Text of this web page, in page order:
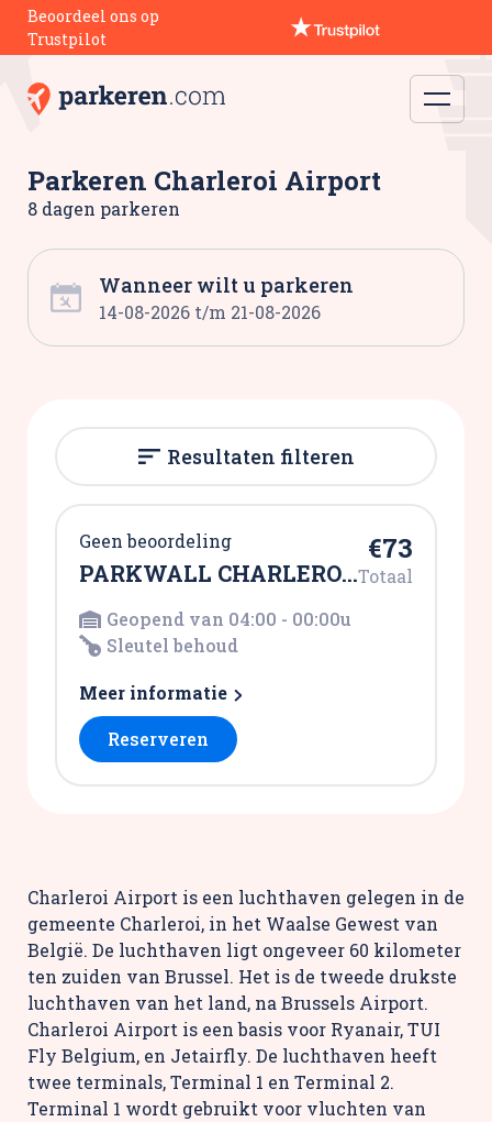
Beoordeel ons op
Trustpilot
Parkeren Charleroi Airport
8 dagen parkeren
Wanneer wilt u parkeren
Resultaten filteren
Geen beoordeling
PARKWALL CHARLEROI
€73
Totaal
Geopend van 04:00 - 00:00u
Sleutel behoud
Meer informatie
Reserveren
Charleroi Airport is een luchthaven gelegen in de
gemeente Charleroi, in het Waalse Gewest van
België. De luchthaven ligt ongeveer 60 kilometer
ten zuiden van Brussel. Het is de tweede drukste
luchthaven van het land, na Brussels Airport.
Charleroi Airport is een basis voor Ryanair, TUI
Fly Belgium, en Jetairfly. De luchthaven heeft
twee terminals, Terminal 1 en Terminal 2.
Terminal 1 wordt gebruikt voor vluchten van